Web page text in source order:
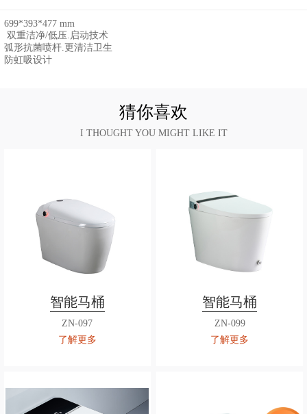
699*393*477 mm
双重洁净/低压.启动技术
弧形抗菌喷杆.更清洁卫生
防虹吸设计
猜你喜欢
I THOUGHT YOU MIGHT LIKE IT
智能马桶
ZN-097
了解更多
智能马桶
ZN-099
了解更多